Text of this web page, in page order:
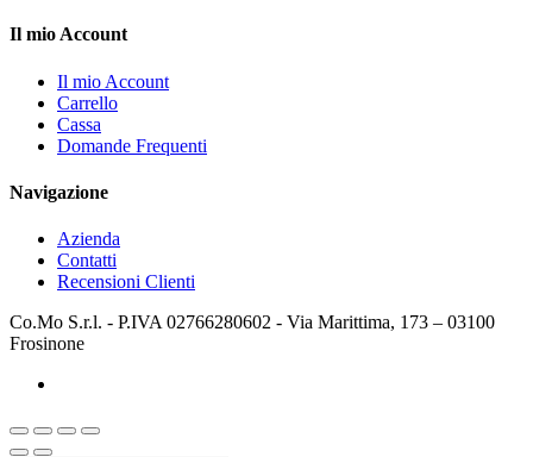
Il mio Account
Il mio Account
Carrello
Cassa
Domande Frequenti
Navigazione
Azienda
Contatti
Recensioni Clienti
Co.Mo S.r.l. - P.IVA 02766280602 - Via Marittima, 173 – 03100
Frosinone